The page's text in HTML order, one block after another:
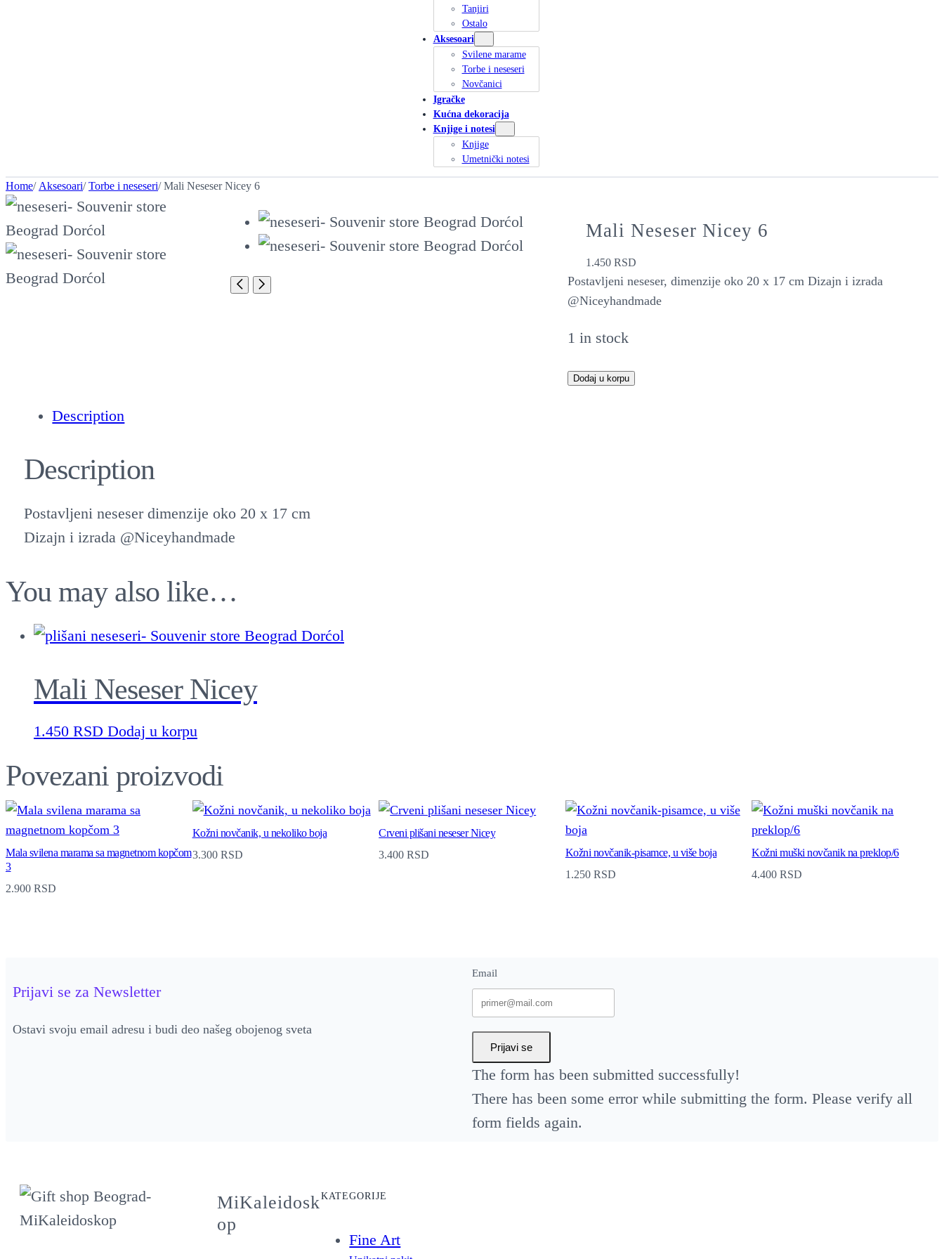
Tanjiri
Ostalo
Aksesoari
Svilene marame
Torbe i neseseri
Novčanici
Igračke
Kućna dekoracija
Knjige i notesi
Knjige
Umetnički notesi
Home/ Aksesoari/Torbe i neseseri/ Mali Neseser Nicey 6
Mali Neseser Nicey 6
1.450RSD
Postavljeni neseser, dimenzije oko 20 x 17 cm Dizajn i izrada
@Niceyhandmade
1 in stock
M
u
a
n
t
Dodaj u korpu
Description
Description
Postavljeni neseser dimenzije oko 20 x 17 cm
Dizajn i izrada @Niceyhandmade
You may also like…
Mali Neseser Nicey
1.450 RSD Dodaj u korpu
Povezani proizvodi
Mala svilena marama sa magnetnom kopčom
3
2.900 RSD
Kožni novčanik, u nekoliko boja
3.300 RSD
Crveni plišani neseser Nicey
3.400RSD
Kožni novčanik-pisamce, u više boja
1.250 RSD
Kožni muški novčanik na preklop/6
4.400RSD
Prijavi se za Newsletter
Ostavi svoju email adresu i budi deo našeg obojenog sveta
Email
Prijavi se
The form has been submitted successfully!
There has been some error while submitting the form. Please verify all
form fields again.
MiKaleidosk
op
KATEGORIJE
Fine Art